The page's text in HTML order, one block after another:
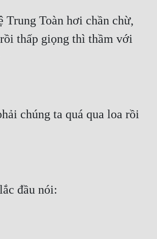
Trung Toàn hơi chần chừ,
thấp giọng thì thầm với
chúng ta quá qua loa rồi